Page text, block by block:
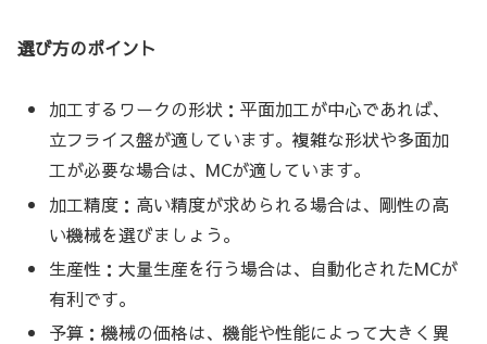
選び方のポイント
加工するワークの形状：平面加工が中心であれば、
立フライス盤が適しています。複雑な形状や多面加
工が必要な場合は、MCが適しています。
加工精度：高い精度が求められる場合は、剛性の高
い機械を選びましょう。
生産性：大量生産を行う場合は、自動化されたMCが
有利です。
予算：機械の価格は、機能や性能によって大きく異